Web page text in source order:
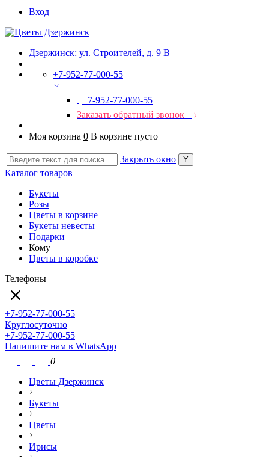
Вход
Дзержинск: ул. Строителей, д. 9 В
+7-952-77-000-55
+7-952-77-000-55
Заказать обратный звонок
Моя корзина 0 В корзине пусто
Закрыть окно
Каталог товаров
Букеты
Розы
Цветы в корзине
Букеты невесты
Подарки
Кому
Цветы в коробке
Телефоны
+7-952-77-000-55
Круглосуточно
+7-952-77-000-55
Напишите нам в WhatsApp
0
Цветы Дзержинск
Букеты
Цветы
Ирисы